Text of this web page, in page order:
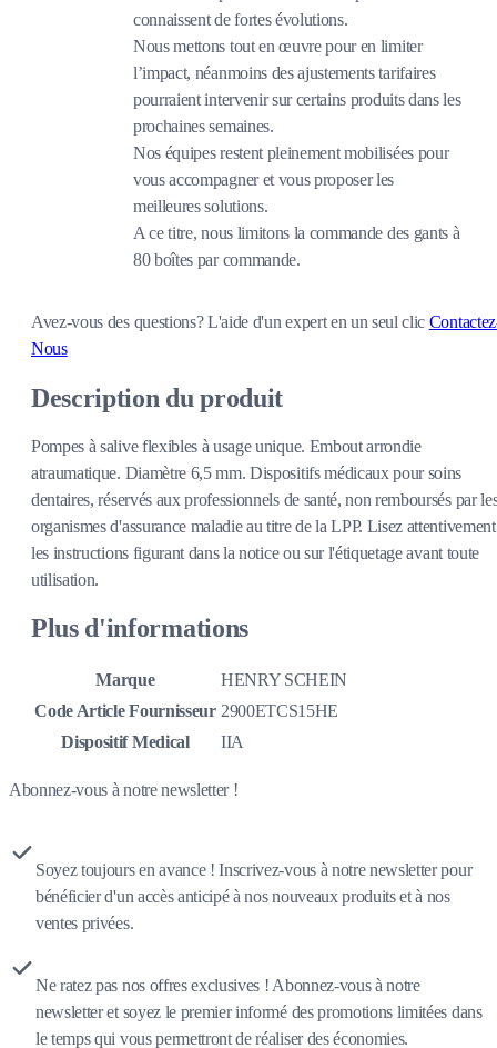
connaissent de fortes évolutions.
Nous mettons tout en œuvre pour en limiter
l’impact, néanmoins des ajustements tarifaires
pourraient intervenir sur certains produits dans les
prochaines semaines.
Nos équipes restent pleinement mobilisées pour
vous accompagner et vous proposer les
meilleures solutions.
A ce titre, nous limitons la commande des gants à
80 boîtes par commande.
Avez-vous des questions?L'aide d'un expert en un seul clic
Nous
Description du produit
Pompes à salive flexibles à usage unique. Embout arrondie
atraumatique. Diamètre 6,5 mm. Dispositifs médicaux pour soins
dentaires, réservés aux professionnels de santé, non remboursés par
organismes d'assurance maladie au titre de la LPP. Lisez attentivement
les instructions figurant dans la notice ou sur l'étiquetage avant toute
utilisation.
Plus d'informations
Marque
HENRY SCHEIN
Code Article Fournisseur 2900ETCS15HE
Dispositif Medical
IIA
Abonnez-vous à notre newsletter !
Soyez toujours en avance ! Inscrivez-vous à notre newsletter pour
bénéficier d'un accès anticipé à nos nouveaux produits et à nos
ventes privées.
Ne ratez pas nos offres exclusives ! Abonnez-vous à notre
newsletter et soyez le premier informé des promotions limitées dans
le temps qui vous permettront de réaliser des économies.